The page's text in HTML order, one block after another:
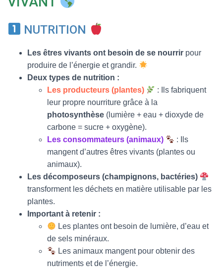
NUTRITION
Les êtres vivants ont besoin de se nourrir pour
produire de l’énergie et grandir.
Deux types de nutrition :
Les producteurs (plantes)
: Ils fabriquent
leur propre nourriture grâce à la
photosynthèse (lumière + eau + dioxyde de
carbone = sucre + oxygène).
Les consommateurs (animaux)
: Ils
mangent d’autres êtres vivants (plantes ou
animaux).
Les décomposeurs (champignons, bactéries)
transforment les déchets en matière utilisable par les
plantes.
Important à retenir :
Les plantes ont besoin de lumière, d’eau et
de sels minéraux.
Les animaux mangent pour obtenir des
nutriments et de l’énergie.